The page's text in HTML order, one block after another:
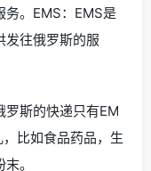
务。EMS：EMS是
发往俄罗斯的服
罗斯的快递只有EM
比如食品药品，生
。